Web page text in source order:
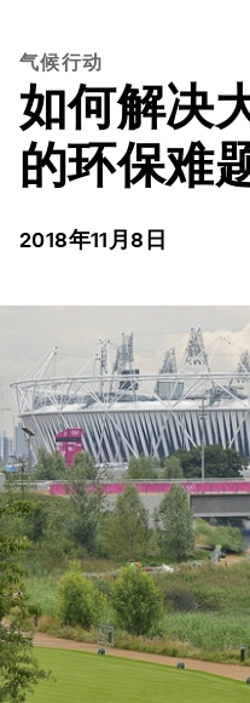
气候行动
如何解决
的环保难
2018年11月8日